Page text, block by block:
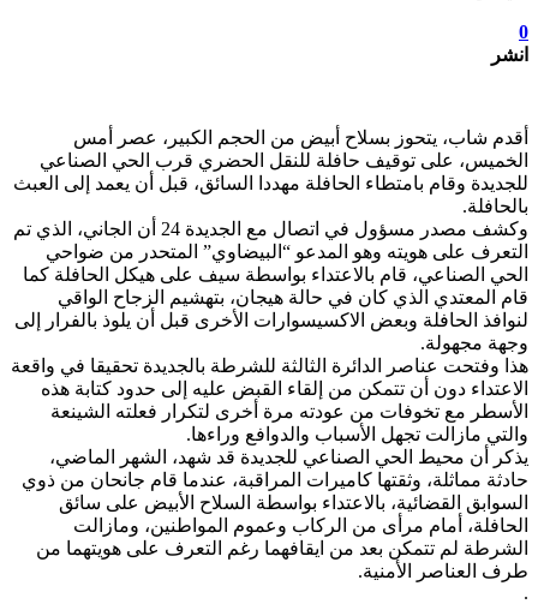
0
انشر
أقدم شاب، يتحوز بسلاح أبيض من الحجم الكبير، عصر أمس
الخميس، على توقيف حافلة للنقل الحضري قرب الحي الصناعي
للجديدة وقام بامتطاء الحافلة مهددا السائق، قبل أن يعمد إلى العبث
بالحافلة.
وكشف مصدر مسؤول في اتصال مع الجديدة 24 أن الجاني، الذي تم
التعرف على هويته وهو المدعو “البيضاوي” المتحدر من ضواحي
الحي الصناعي، قام بالاعتداء بواسطة سيف على هيكل الحافلة كما
قام المعتدي الذي كان في حالة هيجان، بتهشيم الزجاح الواقي
لنوافذ الحافلة وبعض الاكسيسوارات الأخرى قبل أن يلوذ بالفرار إلى
وجهة مجهولة.
هذا وفتحت عناصر الدائرة الثالثة للشرطة بالجديدة تحقيقا في واقعة
الاعتداء دون أن تتمكن من إلقاء القبض عليه إلى حدود كتابة هذه
الأسطر مع تخوفات من عودته مرة أخرى لتكرار فعلته الشينعة
والتي مازالت تجهل الأسباب والدوافع وراءها.
يذكر أن محيط الحي الصناعي للجديدة قد شهد، الشهر الماضي،
حادثة مماثلة، وثقتها كاميرات المراقبة، عندما قام جانحان من ذوي
السوابق القضائية، بالاعتداء بواسطة السلاح الأبيض على سائق
الحافلة، أمام مرأى من الركاب وعموم المواطنين، ومازالت
الشرطة لم تتمكن بعد من ايقافهما رغم التعرف على هويتهما من
طرف العناصر الأمنية.
.